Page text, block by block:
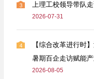
3 上理工校领导带队
2026-07-31
4
【综合改革进行时
暑期百企走访赋能
2026-08-05